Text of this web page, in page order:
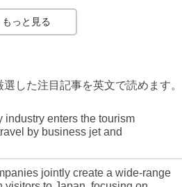
もっと見る
した注目記事を英文で読めます。
industry enters the tourism
by business jet and
jointly create a wide-range